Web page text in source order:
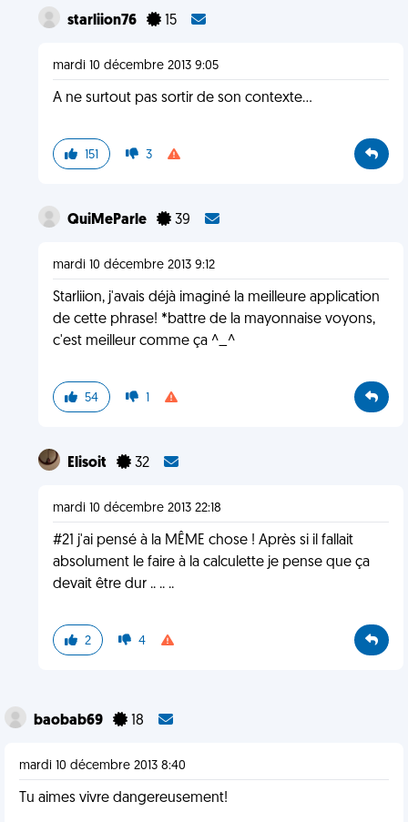
starliion76 15
mardi 10 décembre 2013 9:05
A ne surtout pas sortir de son contexte...
151 3
QuiMeParle 39
mardi 10 décembre 2013 9:12
Starliion, j'avais déjà imaginé la meilleure application
de cette phrase! *battre de la mayonnaise voyons,
c'est meilleur comme ça ^_^
54 1
Elisoit 32
mardi 10 décembre 2013 22:18
#21 j'ai pensé à la MÊME chose ! Après si il fallait
absolument le faire à la calculette je pense que ça
devait être dur .. .. ..
2 4
baobab69 18
mardi 10 décembre 2013 8:40
Tu aimes vivre dangereusement!